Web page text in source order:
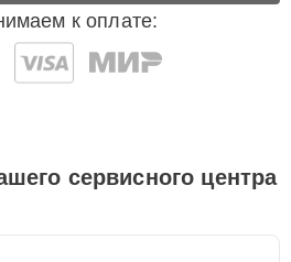
к оплате:
сервисного центра